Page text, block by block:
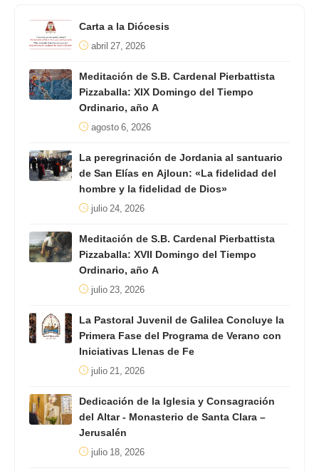
Carta a la Diócesis
abril 27, 2026
Meditación de S.B. Cardenal Pierbattista
Pizzaballa: XIX Domingo del Tiempo
Ordinario, año A
agosto 6, 2026
La peregrinación de Jordania al santuario
de San Elías en Ajloun: «La fidelidad del
hombre y la fidelidad de Dios»
julio 24, 2026
Meditación de S.B. Cardenal Pierbattista
Pizzaballa: XVII Domingo del Tiempo
Ordinario, año A
julio 23, 2026
La Pastoral Juvenil de Galilea Concluye la
Primera Fase del Programa de Verano con
Iniciativas Llenas de Fe
julio 21, 2026
Dedicación de la Iglesia y Consagración
del Altar - Monasterio de Santa Clara –
Jerusalén
julio 18, 2026